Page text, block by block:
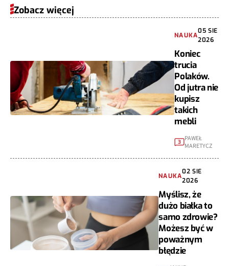
Zobacz więcej
NAUKA
05 SIE
2026
Koniec
trucia
Polaków.
Od jutra nie
kupisz
takich
mebli
3
PAWEŁ
MARETYCZ
NAUKA
02 SIE
2026
Myślisz, że
dużo białka to
samo zdrowie?
Możesz być w
poważnym
błędzie